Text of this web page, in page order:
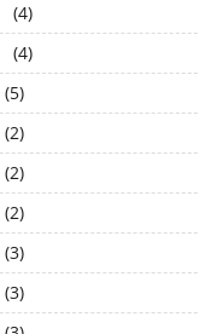
(4)
(4)
(5)
(2)
(2)
(2)
(3)
(3)